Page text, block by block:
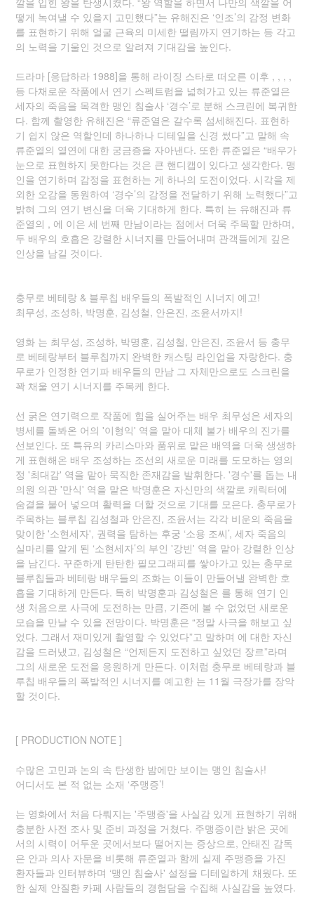
떻게 녹여낼 수 있을지 고민했다”는 유해진은 ‘인조’의 감정 변화
를 표현하기 위해 얼굴 근육의 미세한 떨림까지 연기하는 등 각고
의 노력을 기울인 것으로 알려져 기대감을 높인다.
드라마 [응답하라 1988]을 통해 라이징 스타로 떠오른 이후 , , , ,
등 다채로운 작품에서 연기 스펙트럼을 넓혀가고 있는 류준열은
세자의 죽음을 목격한 맹인 침술사 ‘경수’로 분해 스크린에 복귀한
다. 함께 촬영한 유해진은 “류준열은 갈수록 섬세해진다. 표현하
기 쉽지 않은 역할인데 하나하나 디테일을 신경 썼다”고 말해 속
류준열의 열연에 대한 궁금증을 자아낸다. 또한 류준열은 “배우가
눈으로 표현하지 못한다는 것은 큰 핸디캡이 있다고 생각한다. 맹
인을 연기하며 감정을 표현하는 게 하나의 도전이었다. 시각을 제
외한 오감을 동원하여 ‘경수’의 감정을 전달하기 위해 노력했다”고
밝혀 그의 연기 변신을 더욱 기대하게 한다. 특히 는 유해진과 류
준열의 , 에 이은 세 번째 만남이라는 점에서 더욱 주목할 만하며,
두 배우의 호흡은 강렬한 시너지를 만들어내며 관객들에게 깊은
인상을 남길 것이다.
충무로 베테랑 & 블루칩 배우들의 폭발적인 시너지 예고!
최무성, 조성하, 박명훈, 김성철, 안은진, 조윤서까지!
영화 는 최무성, 조성하, 박명훈, 김성철, 안은진, 조윤서 등 충무
로 베테랑부터 블루칩까지 완벽한 캐스팅 라인업을 자랑한다. 충
무로가 인정한 연기파 배우들의 만남 그 자체만으로도 스크린을
꽉 채울 연기 시너지를 주목케 한다.
선 굵은 연기력으로 작품에 힘을 실어주는 배우 최무성은 세자의
병세를 돌봐온 어의 '이형익' 역을 맡아 대체 불가 배우의 진가를
선보인다. 또 특유의 카리스마와 품위로 맡은 배역을 더욱 생생하
게 표현해온 배우 조성하는 조선의 새로운 미래를 도모하는 영의
정 '최대감' 역을 맡아 묵직한 존재감을 발휘한다. '경수'를 돕는 내
의원 의관 '만식' 역을 맡은 박명훈은 자신만의 색깔로 캐릭터에
숨결을 불어 넣으며 활력을 더할 것으로 기대를 모은다. 충무로가
주목하는 블루칩 김성철과 안은진, 조윤서는 각각 비운의 죽음을
맞이한 '소현세자', 권력을 탐하는 후궁 ‘소용 조씨’, 세자 죽음의
실마리를 알게 된 ‘소현세자’의 부인 '강빈' 역을 맡아 강렬한 인상
을 남긴다. 꾸준하게 탄탄한 필모그래피를 쌓아가고 있는 충무로
블루칩들과 베테랑 배우들의 조화는 이들이 만들어낼 완벽한 호
흡을 기대하게 만든다. 특히 박명훈과 김성철은 를 통해 연기 인
생 처음으로 사극에 도전하는 만큼, 기존에 볼 수 없었던 새로운
모습을 만날 수 있을 전망이다. 박명훈은 “정말 사극을 해보고 싶
었다. 그래서 재미있게 촬영할 수 있었다”고 말하며 에 대한 자신
감을 드러냈고, 김성철은 “언제든지 도전하고 싶었던 장르”라며
그의 새로운 도전을 응원하게 만든다. 이처럼 충무로 베테랑과 블
루칩 배우들의 폭발적인 시너지를 예고한 는 11월 극장가를 장악
할 것이다.
[ PRODUCTION NOTE ]
수많은 고민과 논의 속 탄생한 밤에만 보이는 맹인 침술사!
어디서도 본 적 없는 소재 ‘주맹증’!
는 영화에서 처음 다뤄지는 '주맹증'을 사실감 있게 표현하기 위해
충분한 사전 조사 및 준비 과정을 거쳤다. 주맹증이란 밝은 곳에
서의 시력이 어두운 곳에서보다 떨어지는 증상으로, 안태진 감독
은 안과 의사 자문을 비롯해 류준열과 함께 실제 주맹증을 가진
환자들과 인터뷰하며 ‘맹인 침술사' 설정을 디테일하게 채웠다. 또
한 실제 안질환 카페 사람들의 경험담을 수집해 사실감을 높였다.